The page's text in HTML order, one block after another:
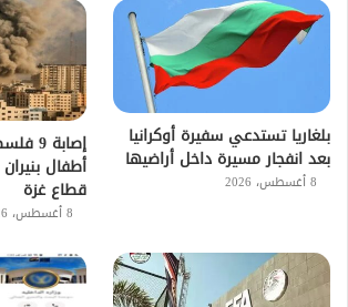
بلغاريا تستدعي سفيرة أوكرانيا
بعد انفجار مسيرة داخل أراضيها
8 أغسطس، 2026
أطفال
قطاع غزة
8 أغسطس، 2026